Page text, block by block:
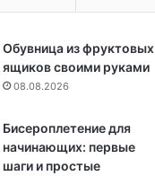
Обувница из фруктовых
ящиков своими руками
08.08.2026
Бисероплетение для
начинающих: первые
шаги и простые